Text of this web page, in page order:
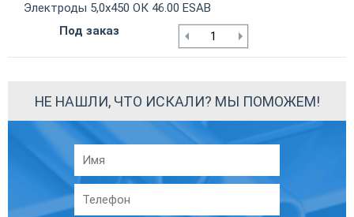
Электроды 5,0х450 ОК 46.00 ESAB
Под заказ
НЕ НАШЛИ, ЧТО ИСКАЛИ? МЫ ПОМОЖЕМ!